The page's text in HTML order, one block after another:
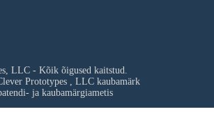
LLC - Kõik õigused kaitstud.
Prototypes , LLC kaubamärk
ja kaubamärgiametis